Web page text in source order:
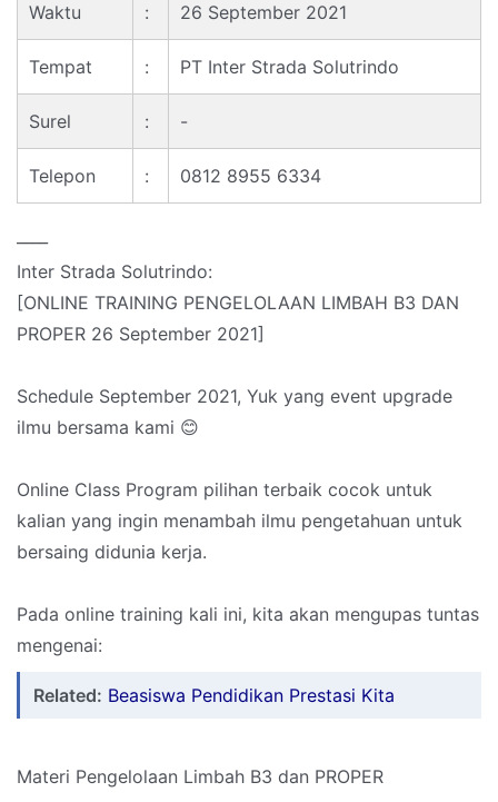
Waktu : 26 September 2021
Tempat : PT Inter Strada Solutrindo
Surel : -
Telepon : 0812 8955 6334
Inter Strada Solutrindo:
[ONLINE TRAINING PENGELOLAAN LIMBAH B3 DAN
PROPER 26 September 2021]
Schedule September 2021, Yuk yang event upgrade
ilmu bersama kami 😊
Online Class Program pilihan terbaik cocok untuk
kalian yang ingin menambah ilmu pengetahuan untuk
bersaing didunia kerja.
Pada online training kali ini, kita akan mengupas tuntas
mengenai:
Related: Beasiswa Pendidikan Prestasi Kita
Materi Pengelolaan Limbah B3 dan PROPER